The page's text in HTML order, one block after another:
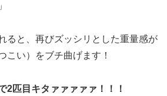
ると、再びズッシリとした重量感が
こい）をブチ曲げます！
2匹目キタァァァァァ！！！